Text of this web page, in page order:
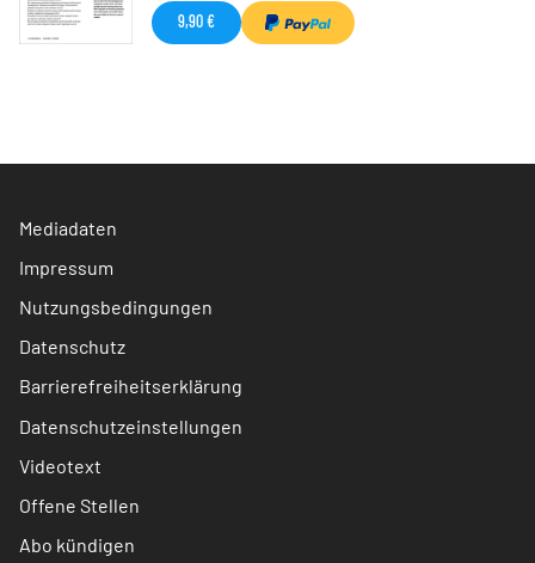
9,90 €
Mediadaten
Impressum
Nutzungsbedingungen
Datenschutz
Barrierefreiheitserklärung
Datenschutzeinstellungen
Videotext
Offene Stellen
Abo kündigen